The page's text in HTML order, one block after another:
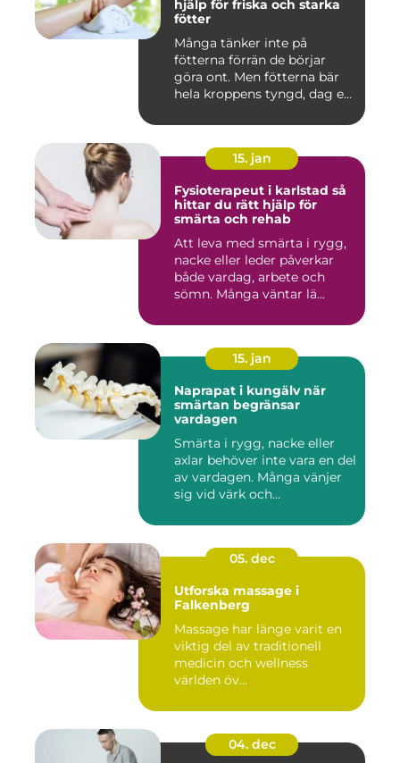
hjälp för friska och starka
fötter
Många tänker inte på
fötterna förrän de börjar
göra ont. Men fötterna bär
hela kroppens tyngd, dag e...
15. jan
Fysioterapeut i karlstad så
hittar du rätt hjälp för
smärta och rehab
Att leva med smärta i rygg,
nacke eller leder påverkar
både vardag, arbete och
sömn. Många väntar lä...
15. jan
Naprapat i kungälv när
smärtan begränsar
vardagen
Smärta i rygg, nacke eller
axlar behöver inte vara en del
av vardagen. Många vänjer
sig vid värk och...
05. dec
Utforska massage i
Falkenberg
Massage har länge varit en
viktig del av traditionell
medicin och wellness
världen öv...
04. dec